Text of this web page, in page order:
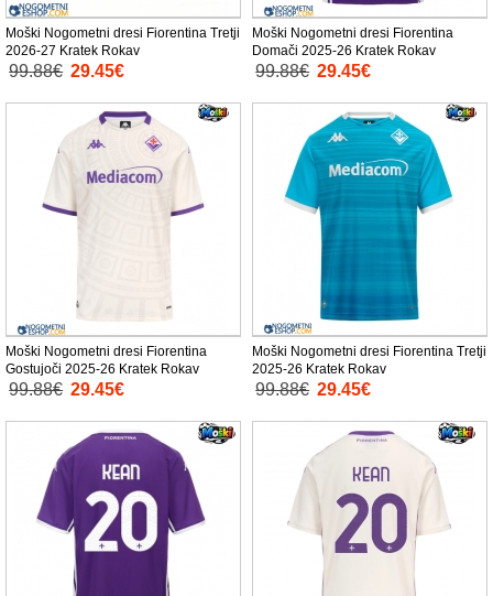
Moški Nogometni dresi Fiorentina Tretji
2026-27 Kratek Rokav
99.88€ 29.45€
Moški Nogometni dresi Fiorentina
Domači 2025-26 Kratek Rokav
99.88€ 29.45€
Moški Nogometni dresi Fiorentina
Gostujoči 2025-26 Kratek Rokav
99.88€ 29.45€
Moški Nogometni dresi Fiorentina Tretji
2025-26 Kratek Rokav
99.88€ 29.45€